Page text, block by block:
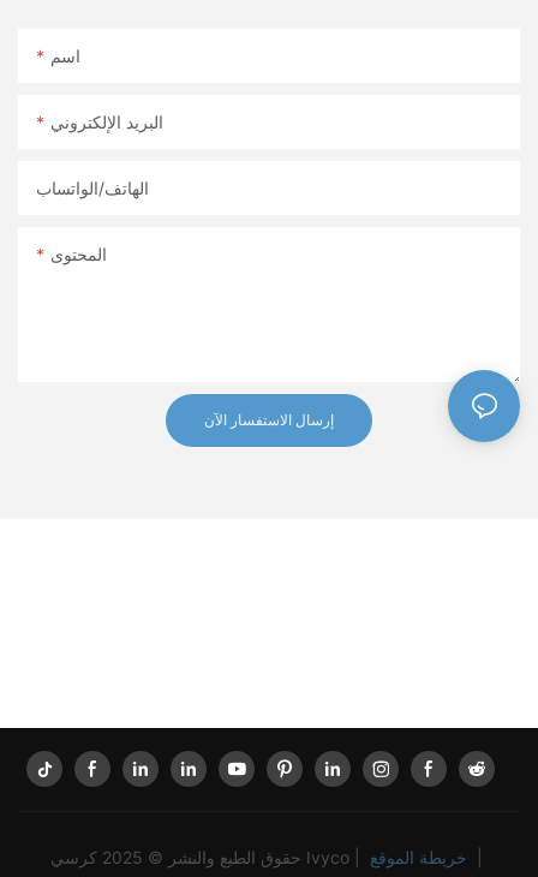
اسم
البريد الإلكتروني
الهاتف/الواتساب
المحتوى
إرسال الاستفسار الآن
حقوق الطبع والنشر © 2025 كرسي Ivyco |